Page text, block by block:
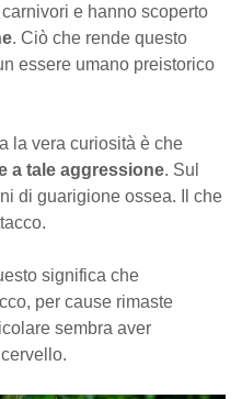
e hanno scoperto
. Ciò che rende questo
essere umano preistorico
la vera curiosità è che
a tale aggressione. Sul
di guarigione ossea. Il che
significa che
per cause rimaste
sembra aver